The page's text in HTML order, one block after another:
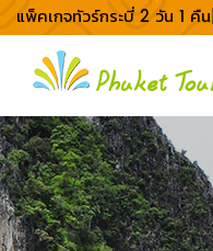
แพ็คเกจทัวร์กระบี่ 2 วัน 1 คื